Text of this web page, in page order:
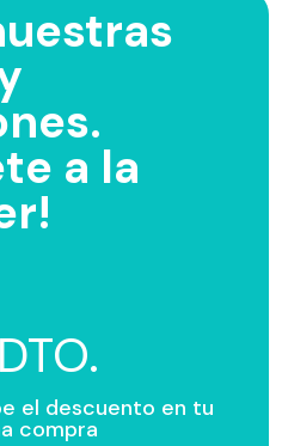
a la
DTO.
el descuento en tu
compra